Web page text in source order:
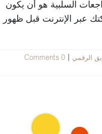
السلبية هو أن يكون
عبر الإنترنت قبل ظهور
الرقمي
0 Comments